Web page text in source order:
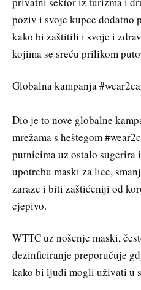
poziv i svoje kupce dodatno
kako bi zaštitili i svoje i
kojima se sreću prilikom
Globalna kampanja
Dio je to nove globalne
mrežama s heštegom
putnicima uz ostalo sugerira
upotrebu maski za lice,
zaraze i biti zaštićeniji od
cjepivo.
WTTC uz nošenje maski,
dezinficiranje preporučuje
kako bi ljudi mogli uživati ​​u